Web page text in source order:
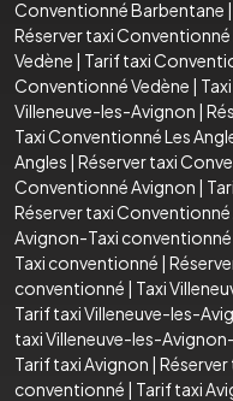
Conventionné Barbentane |
Réserver taxi
Vedène | Tarif taxi
Conventionné Vedène |
Villeneuve-les-Avignon |
Taxi Conventionné Les
Angles | Réserver taxi
Conventionné Avignon |
Réserver taxi
Avignon-Taxi conventionné
Taxi conventionné |
conventionné | Taxi
Tarif taxi Villeneuve-les-
taxi Villeneuve-les-
Tarif taxi Avignon |
conventionné | Tarif taxi